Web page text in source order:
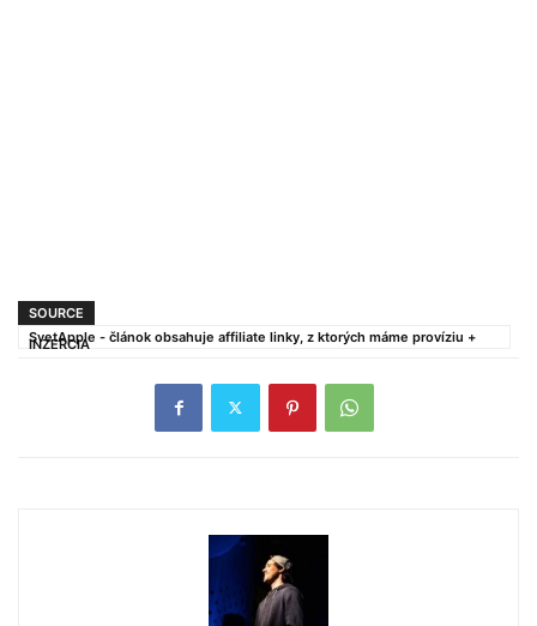
SOURCE
SvetApple - článok obsahuje affiliate linky, z ktorých máme províziu +
INZERCIA